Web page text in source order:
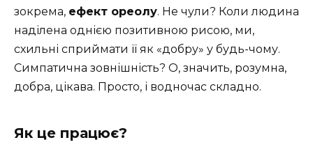
зокрема, ефект ореолу. Не чули? Коли людина
наділена однією позитивною рисою, ми,
схильні сприймати її як «добру» у будь-чому.
Симпатична зовнішність? О, значить, розумна,
добра, цікава. Просто, і водночас складно.
Як це працює?